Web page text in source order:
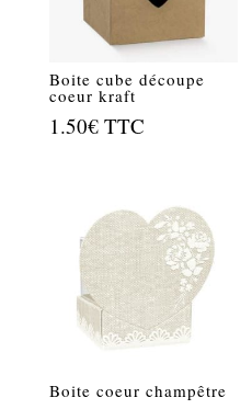
Boite cube découpe
coeur kraft
1.50€ TTC
Boite coeur champêtre